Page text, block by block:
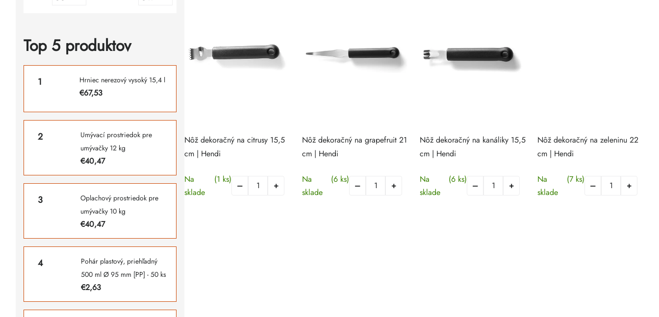
panel
Top 5 produktov
Hrniec nerezový vysoký 15,4 l
€67,53
Umývací prostriedok pre
umývačky 12 kg
€40,47
Oplachový prostriedok pre
umývačky 10 kg
€40,47
Pohár plastový, priehľadný
500 ml Ø 95 mm [PP] - 50 ks
€2,63
Nôž dekoračný na citrusy 15,5
cm | Hendi
Na
sklade
(1 ks)
Nôž dekoračný na grapefruit 21
cm | Hendi
Na
sklade
(6 ks)
Nôž dekoračný na kanáliky 15,5
cm | Hendi
Na
sklade
(6 ks)
Nôž dekoračný na zeleninu 22
cm | Hendi
Na
sklade
(7 ks)